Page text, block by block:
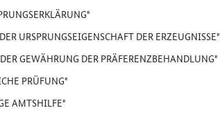
URSPRUNGSEIGENSCHAFT DER ERZEUGNISSE"
GEWÄHRUNG DER PRÄFERENZBEHANDLUNG"
PRÜFUNG"
AMTSHILFE"